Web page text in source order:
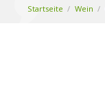
Startseite Wein